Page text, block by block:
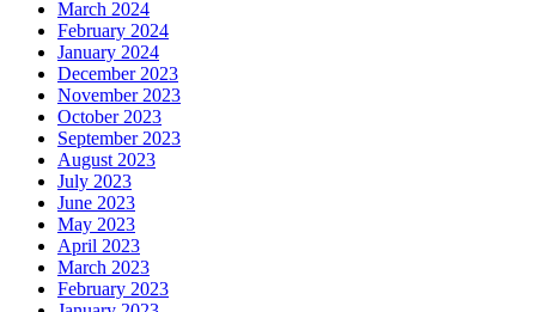
March 2024
February 2024
January 2024
December 2023
November 2023
October 2023
September 2023
August 2023
July 2023
June 2023
May 2023
April 2023
March 2023
February 2023